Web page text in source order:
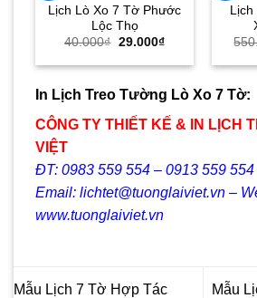
Lịch Lò Xo 7 Tờ Phước
Lộc Thọ
40.000₫ Giá
là:
29.000₫Giá
tại
29.000₫.
Lịch
In Lịch Treo Tường Lò Xo 7 Tờ:
CÔNG TY THIẾT KẾ & IN LỊCH
VIỆT
ĐT: 0983 559 554 – 0913 559
Email: lichtet@tuonglaiviet.vn –
www.tuonglaiviet.vn
Mẫu Lịch 7 Tờ Hợp Tác
Mẫu